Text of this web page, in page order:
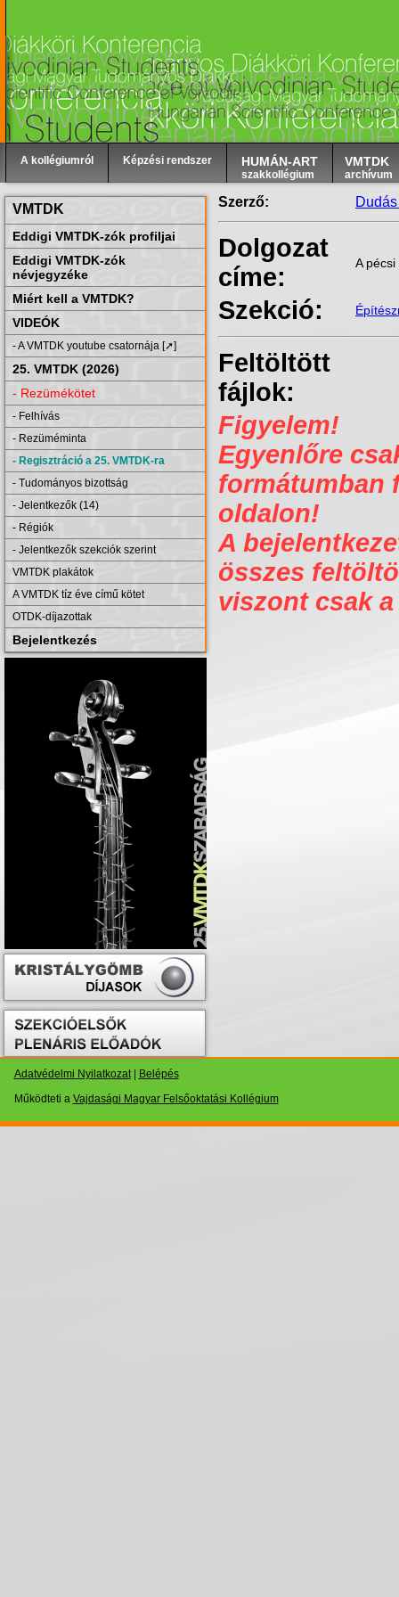
A kollégiumról Képzési rendszer HUMÁN-ART
szakkollégium
VMTDK
archívum
VMTDK
Eddigi VMTDK-zók profiljai
Eddigi VMTDK-zók
névjegyzéke
Miért kell a VMTDK?
VIDEÓK
- A VMTDK youtube csatornája [➚]
25. VMTDK (2026)
- Rezümékötet
- Felhívás
- Rezüméminta
- Regisztráció a 25. VMTDK-ra
- Tudományos bizottság
- Jelentkezők (14)
- Régiók
- Jelentkezők szekciók szerint
VMTDK plakátok
A VMTDK tíz éve című kötet
OTDK-díjazottak
Bejelentkezés
Szerző:
Dolgozat
címe:
A
Szekció:
Feltöltött
fájlok:
Figyelem!
Egyenlőre
formátumban
oldalon!
A
összes
viszont csak
Adatvédelmi Nyilatkozat|
Belépés
Működteti a Vajdasági Magyar Felsőoktatási Kollégium